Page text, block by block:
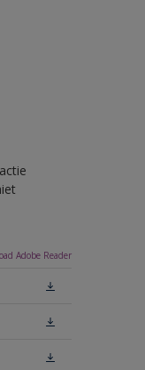
Adobe Reader